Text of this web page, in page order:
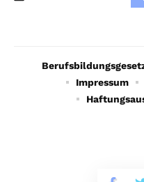
Impressum